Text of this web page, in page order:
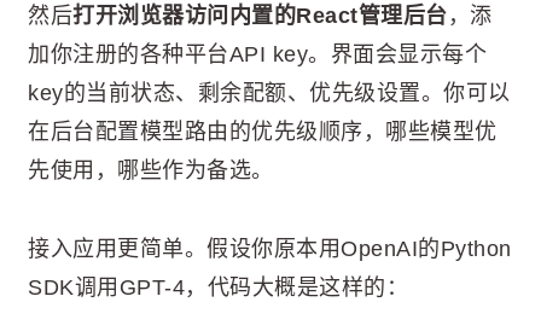
然后打开浏览器访问内置的React管理后台 ，添
加你注册的各种平台API key。界面会显示每个
key的当前状态、剩余配额、优先级设置。你可以
在后台配置模型路由的优先级顺序，哪些模型优
先使用，哪些作为备选。
接入应用更简单。假设你原本用OpenAI的Python
SDK调用GPT-4，代码大概是这样的：